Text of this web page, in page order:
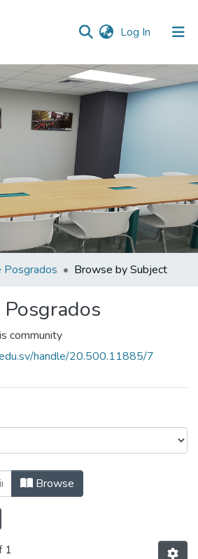
Log In (current)
Posgrados Browse by Subject
Posgrados
community
handle/20.500.11885/7
de Posgrados by
Browse
1